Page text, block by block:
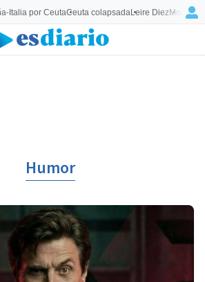
Italia por CeutaCeuta colapsadaLeire Diez
Humor